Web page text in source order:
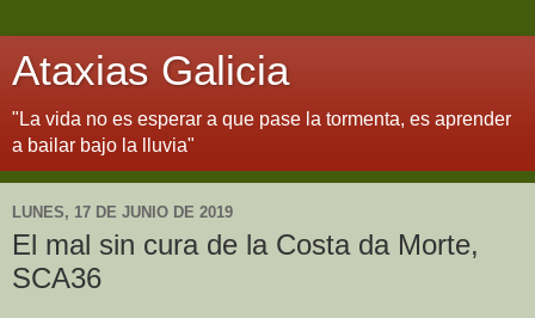
Ataxias Galicia
"La vida no es esperar a que pase la tormenta, es aprender
a bailar bajo la lluvia"
LUNES, 17 DE JUNIO DE 2019
El mal sin cura de la Costa da Morte,
SCA36